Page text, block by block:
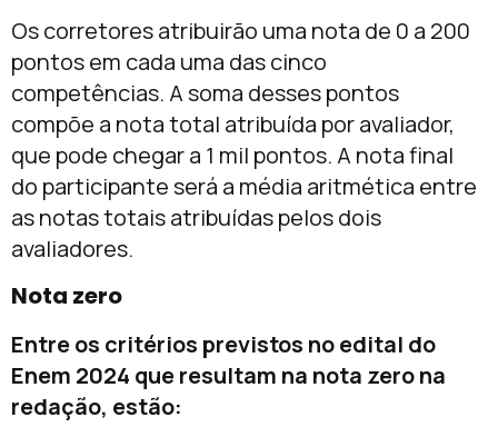
Os corretores atribuirão uma nota de 0 a 200
pontos em cada uma das cinco
competências. A soma desses pontos
compõe a nota total atribuída por avaliador,
que pode chegar a 1 mil pontos. A nota final
do participante será a média aritmética entre
as notas totais atribuídas pelos dois
avaliadores.
Nota zero
Entre os critérios previstos no edital do
Enem 2024 que resultam na nota zero na
redação, estão: